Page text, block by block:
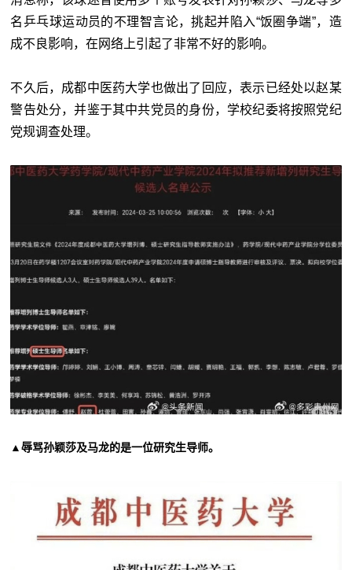
名乒乓球运动员的不理智言论，挑起并陷入“饭圈争端”，造
成不良影响，在网络上引起了非常不好的影响。
不久后，成都中医药大学也做出了回应，表示已经处以赵某
警告处分，并鉴于其中共党员的身份，学校纪委将按照党纪
党规调查处理。
▲辱骂孙颖莎及马龙的是一位研究生导师。